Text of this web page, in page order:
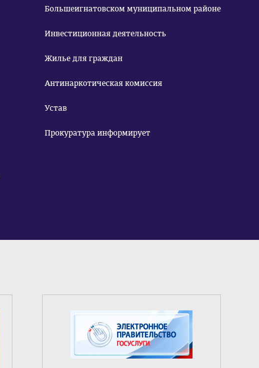
Большеигнатовском муниципальном районе
Инвестиционная деятельность
Жилье для граждан
Антинаркотическая комиссия
Устав
Прокуратура информирует